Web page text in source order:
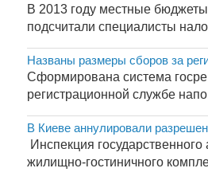
В 2013 году местные
подсчитали специалисты
Названы размеры сборов за
Сформирована система
регистрационной службе
В Киеве аннулировали
Инспекция
жилищно-гостиничного